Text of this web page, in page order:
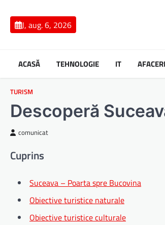
contentJ, aug. 6, 2026
ACASĂ TEHNOLOGIE IT AFACERI
TURISM
Descoperă
comunicat
Cuprins
Suceava – Poarta spre Bucovina
Obiective turistice naturale
Obiective turistice culturale